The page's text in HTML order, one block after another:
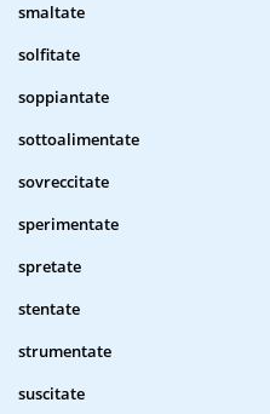
smaltate
solfitate
soppiantate
sottoalimentate
sovreccitate
sperimentate
spretate
stentate
strumentate
suscitate